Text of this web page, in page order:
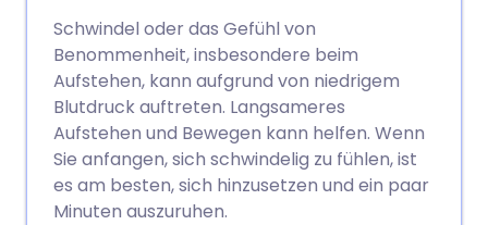
Schwindel oder das Gefühl von
Benommenheit, insbesondere beim
Aufstehen, kann aufgrund von niedrigem
Blutdruck auftreten. Langsameres
Aufstehen und Bewegen kann helfen. Wenn
Sie anfangen, sich schwindelig zu fühlen, ist
es am besten, sich hinzusetzen und ein paar
Minuten auszuruhen.